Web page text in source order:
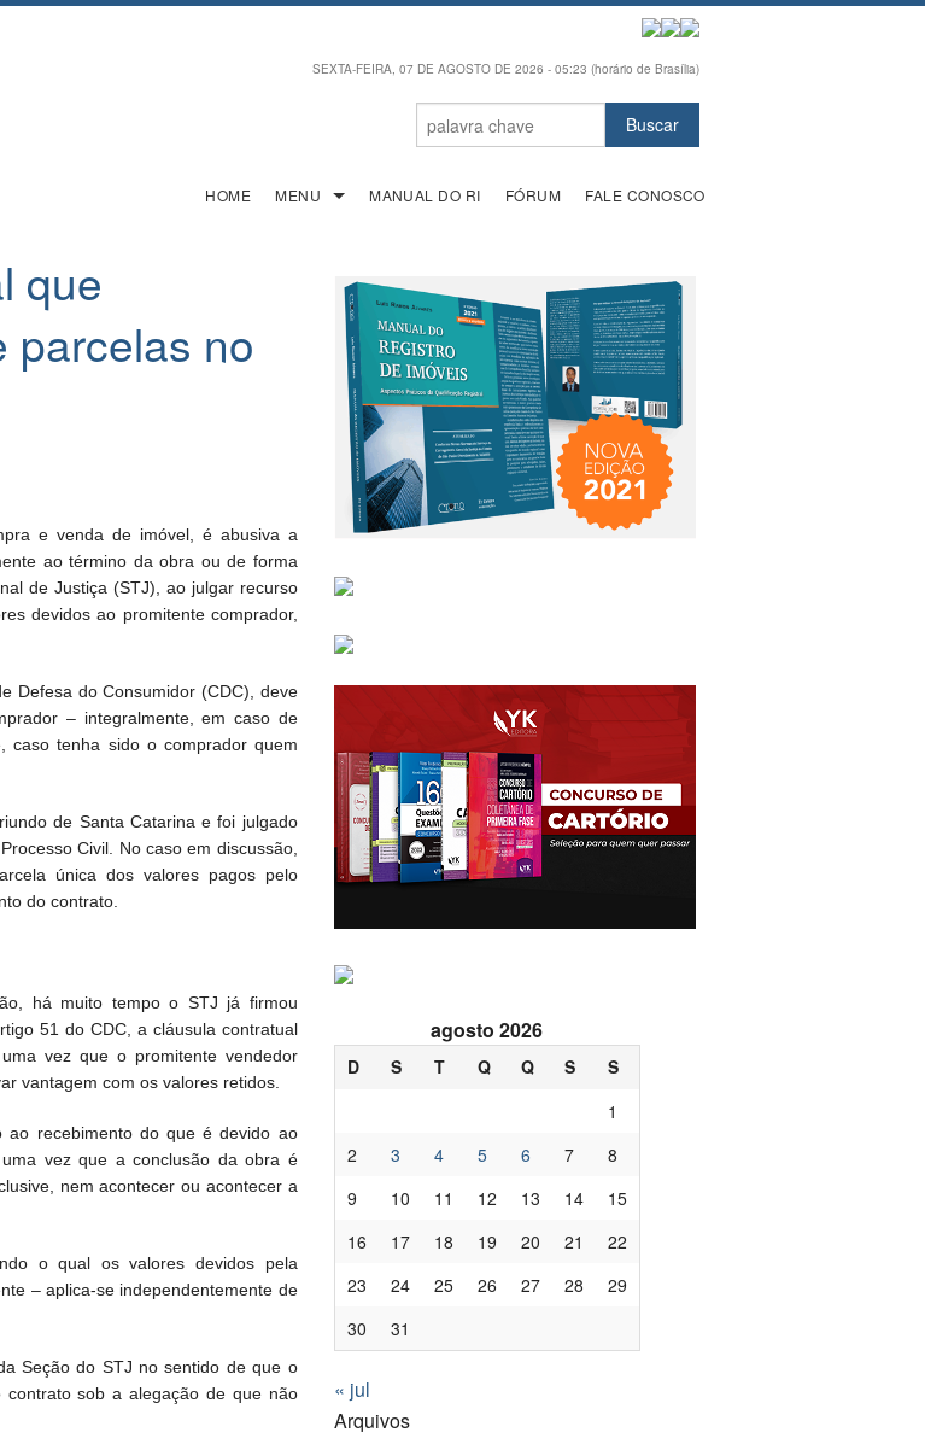
SEXTA-FEIRA, 07 DE AGOSTO DE 2026 - 05:23 (horário de Brasília)
HOME MENU MANUAL DO RI FÓRUM FALE CONOSCO
que
parcelas no
e venda de imóvel, é abusiva a
ao término da obra ou de forma
de Justiça (STJ), ao julgar recurso
devidos ao promitente comprador,
Defesa do Consumidor (CDC), deve
– integralmente, em caso de
caso tenha sido o comprador quem
de Santa Catarina e foi julgado
Civil. No caso em discussão,
única dos valores pagos pelo
do contrato.
há muito tempo o STJ já firmou
51 do CDC, a cláusula contratual
vez que o promitente vendedor
vantagem com os valores retidos.
ao recebimento do que é devido ao
vez que a conclusão da obra é
nem acontecer ou acontecer a
o qual os valores devidos pela
– aplica-se independentemente de
Seção do STJ no sentido de que o
sob a alegação de que não
agosto 2026
D S T Q Q S
S
1
2
3 4 5 6 7
8
9
10 11 12 13 14
15
16
17 18 19 20 21
22
23
24 25 26 27 28
29
30
31
« jul
Arquivos